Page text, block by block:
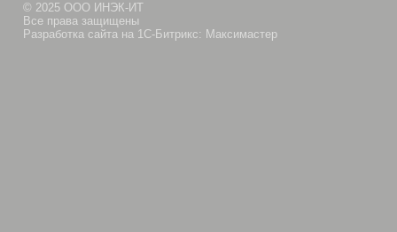
© 2025 ООО ИНЭК-ИТ
Все права защищены
Разработка сайта на 1С-Битрикс: Максимастер